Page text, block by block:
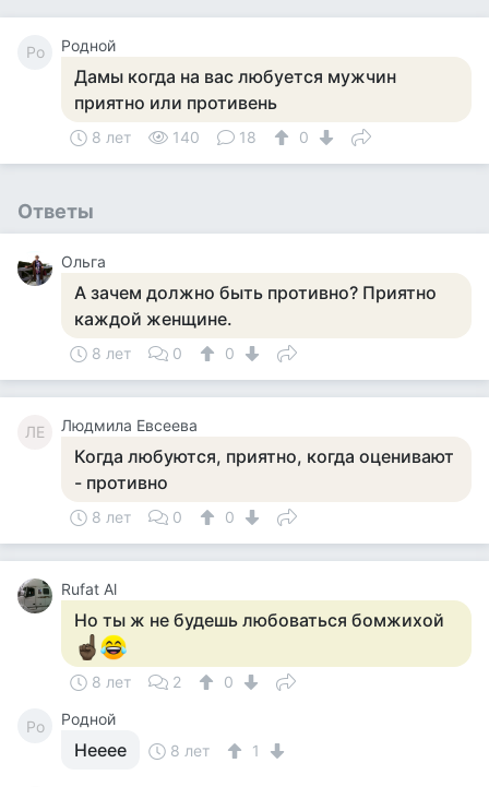
Ро Родной
Дамы когда на вас любуется мужчин
приятно или противень
8 лет 140 18 0
Ответы
Ольга
А зачем должно быть противно? Приятно
каждой женщине.
8 лет 0 0
ЛЕ Людмила Евсеева
Когда любуются, приятно, когда оценивают
- противно
8 лет 0 0
Rufat Al
Но ты ж не будешь любоваться бомжихой
8 лет 2 0
Ро Родной
Нееее 8 лет 1